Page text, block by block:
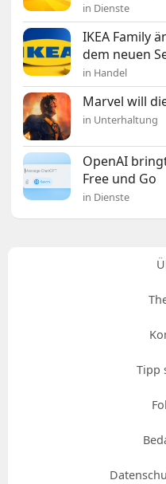
in Dienste
IKEA Family
dem neuen
in Handel
Marvel will
in Unterhaltung
OpenAI
Free und Go
in Dienste
Tipp